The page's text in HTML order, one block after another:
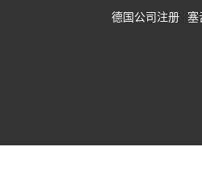
德国公司注册
塞